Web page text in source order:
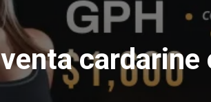
venta cardarine